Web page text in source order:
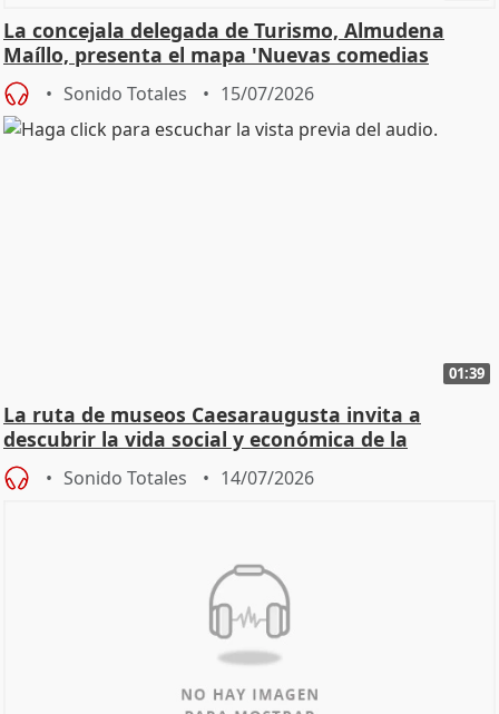
La concejala delegada de Turismo, Almudena
Maíllo, presenta el mapa 'Nuevas comedias
madrileñas'
Sonido Totales 15/07/2026
01:39
La ruta de museos Caesaraugusta invita a
descubrir la vida social y económica de la
Zaragoza ro
Sonido Totales 14/07/2026